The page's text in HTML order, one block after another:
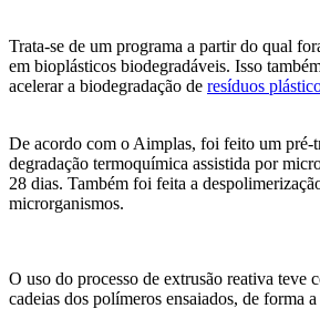
Trata-se de um programa a partir do qual
em bioplásticos biodegradáveis. Isso
acelerar a biodegradação de resíduos
De acordo com o Aimplas, foi feito um pré-
degradação termoquímica assistida por
28 dias. Também foi feita a
microrganismos.
O uso do processo de extrusão reativa teve
cadeias dos polímeros ensaiados, de forma